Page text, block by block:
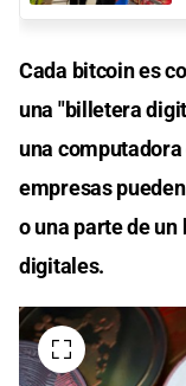
Cada bitcoin es
una "billetera
una
empresas
o una parte de
digitales.